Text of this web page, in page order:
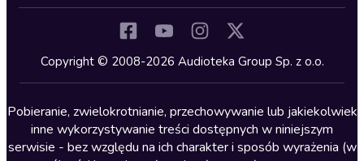
Kryminały
Lektury szkolne
Literatura anglojęzyczna
Literatura faktu
Copyright © 2008-2026 Audioteka Group Sp. z o.o.
Pobieranie, zwielokrotnianie, przechowywanie lub jakiekolwiek
inne wykorzystywanie treści dostępnych w niniejszym
serwisie - bez względu na ich charakter i sposób wyrażenia (w